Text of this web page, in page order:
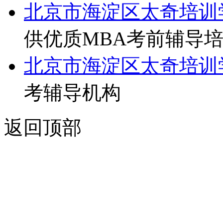
北京市海淀区太奇培训
供优质MBA考前辅导
北京市海淀区太奇培训
考辅导机构
返回顶部